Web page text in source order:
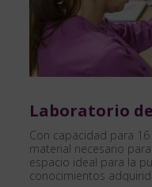
Laboratorio
Con capacidad para
material necesario
espacio ideal para la
conocimientos